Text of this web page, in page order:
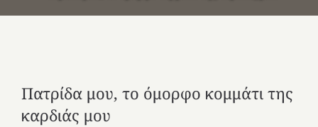
Πατρίδα μου, το όμορφο κομμάτι της
καρδιάς μου